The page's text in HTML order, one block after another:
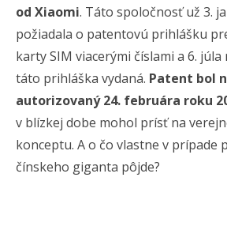
od Xiaomi. Táto spoločnosť už 3.
požiadala o patentovú prihlášku
karty SIM viacerými číslami a 6.
táto prihláška vydaná. Patent bol
autorizovaný 24. februára roku
v blízkej dobe mohol prísť na
konceptu. A o čo vlastne v prípade
čínskeho giganta pôjde?